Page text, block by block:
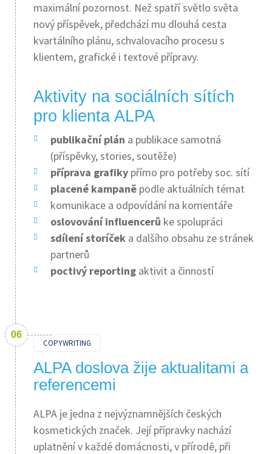
maximální pozornost. Než spatří světlo světa
nový příspěvek, předchází mu dlouhá cesta
kvartálního plánu, schvalovacího procesu s
klientem, grafické i textové přípravy.
Aktivity na sociálních sítích
pro klienta ALPA
publikační plán a publikace samotná
(příspěvky, stories, soutěže)
příprava grafiky přímo pro potřeby soc. sítí
placené kampaně podle aktuálních témat
komunikace a odpovídání na komentáře
oslovování influencerů ke spolupráci
sdílení storíček a dalšího obsahu ze stránek
partnerů
poctivý reporting aktivit a činností
COPYWRITING
ALPA doslova žije aktualitami a
referencemi
ALPA je jedna z nejvýznamnějších českých
kosmetických značek. Její přípravky nachází
uplatnění v každé domácnosti, v přírodě, při